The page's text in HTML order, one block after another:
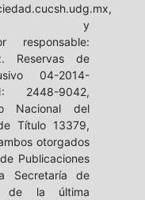
y
responsable:
Reservas de
04-2014-
2448-9042,
Nacional del
Título 13379,
otorgados
Publicaciones
Secretaría de
de la última